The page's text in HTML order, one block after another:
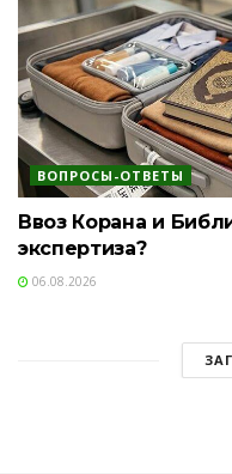
ВОПРОСЫ-ОТВЕТЫ
Ввоз Корана и
экспертиза?
06.08.2026